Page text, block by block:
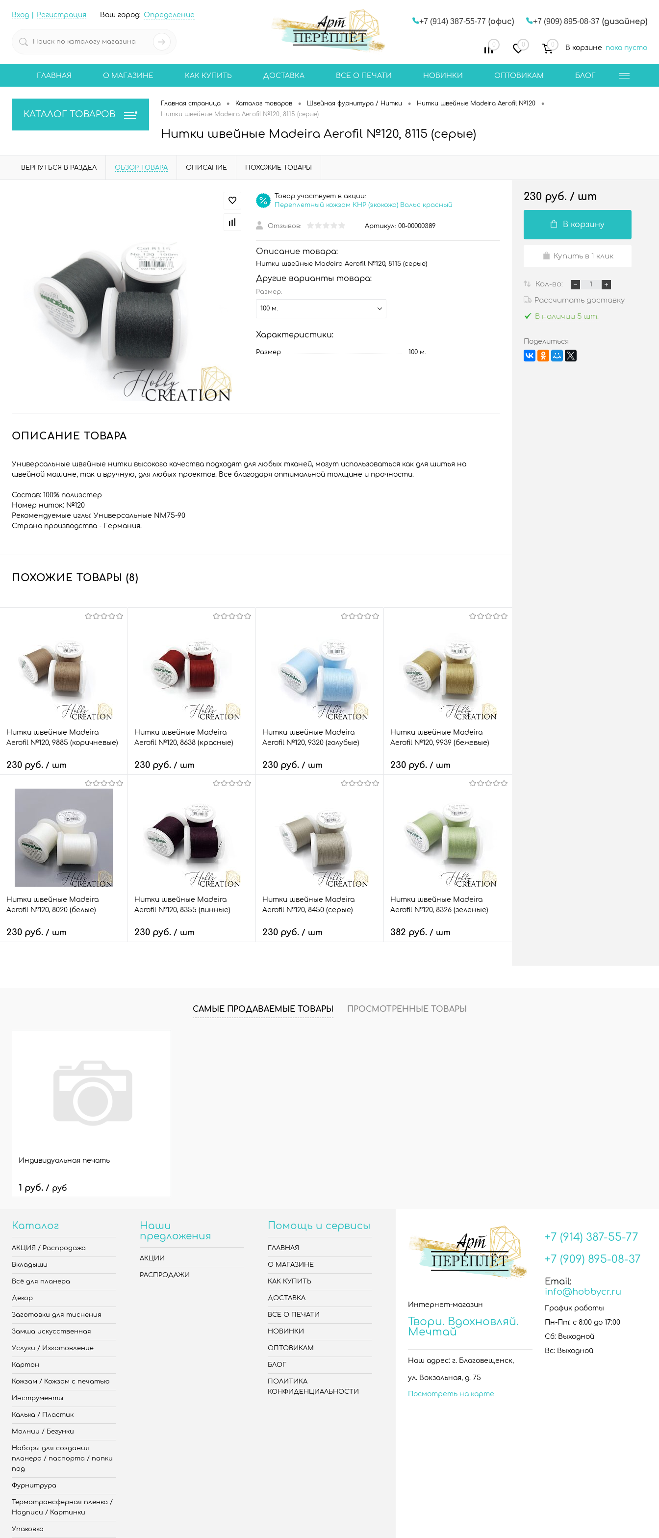
Вход Регистрация Ваш город: Определение
+7 (914) 387-55-77 (офис) +7 (909) 895-08-37 (дизайнер)
0 0 0 В корзине пока пусто
ГЛАВНАЯ О МАГАЗИНЕ КАК КУПИТЬ ДОСТАВКА ВСЕ О ПЕЧАТИ НОВИНКИ ОПТОВИКАМ БЛОГ
КАТАЛОГ ТОВАРОВ
Главная страница • Каталог товаров • Швейная фурнитура / Нитки • Нитки швейные Madeira Aerofil №120 •
Нитки швейные Madeira Aerofil №120, 8115 (серые)
Нитки швейные Madeira Aerofil №120, 8115 (серые)
ВЕРНУТЬСЯ В РАЗДЕЛ ОБЗОР ТОВАРА ОПИСАНИЕ ПОХОЖИЕ ТОВАРЫ
Товар участвует в акции:
Переплетный кожзам КНР (экокожа) Вальс красный
Отзывов: Артикул: 00-00000389
Описание товара:
Нитки швейные Madeira Aerofil №120, 8115 (серые)
Другие варианты товара:
Размер:
100 м.
Характеристики:
Размер 100 м.
ОПИСАНИЕ ТОВАРА
Универсальные швейные нитки высокого качества подходят для любых тканей, могут использоваться как для шитья на
швейной машине, так и вручную, для любых проектов. Все благодаря оптимальной толщине и прочности.
Состав: 100% полиэстер
Номер ниток: №120
Рекомендуемые иглы: Универсальные NM75-90
Страна производства - Германия.
ПОХОЖИЕ ТОВАРЫ (8)
Нитки швейные Madeira
Aerofil №120, 9885 (коричневые)
230 руб. / шт
Быстрый заказ
Сравнить
В избранное
1 шт.
Размер:
Нитки швейные Madeira
Aerofil №120, 8638 (красные)
230 руб. / шт
Быстрый заказ
Сравнить
В избранное
9 шт.
Размер:
Нитки швейные Madeira
Aerofil №120, 9320 (голубые)
230 руб. / шт
Быстрый заказ
Сравнить
В избранное
3 шт.
Размер:
Нитки швейные Madeira
Aerofil №120, 9939 (бежевые)
230 руб. / шт
Быстрый заказ
Сравнить
В избранное
5 шт.
Размер:
Нитки швейные Madeira
Aerofil №120, 8020 (белые)
230 руб. / шт
Быстрый заказ
Сравнить
Нитки швейные Madeira
Aerofil №120, 8355 (винные)
230 руб. / шт
Быстрый заказ
Сравнить
Нитки швейные Madeira
Aerofil №120, 8450 (серые)
230 руб. / шт
Быстрый заказ
Сравнить
Размер:
Нитки швейные Madeira
Aerofil №120, 8326 (зеленые)
382 руб. / шт
Быстрый заказ
Сравнить
230 руб. / шт
В корзину
Купить в 1 клик
Кол-во:
Рассчитать доставку
В наличии 5 шт.
Поделиться
САМЫЕ ПРОДАВАЕМЫЕ ТОВАРЫ ПРОСМОТРЕННЫЕ ТОВАРЫ
Индивидуальная печать
1 руб. / руб
Каталог
АКЦИЯ / Распродажа
Вкладыши
Всё для планера
Декор
Заготовки для тиснения
Замша искусственная
Услуги / Изготовление
Картон
Кожзам / Кожзам с печатью
Инструменты
Калька / Пластик
Молнии / Бегунки
Наборы для создания
планера / паспорта / папки
под
Фурнитрура
Термотрансферная пленка /
Надписи / Картинки
Упаковка
Наши
предложения
АКЦИИ
РАСПРОДАЖИ
Помощь и сервисы
ГЛАВНАЯ
О МАГАЗИНЕ
КАК КУПИТЬ
ДОСТАВКА
ВСЕ О ПЕЧАТИ
НОВИНКИ
ОПТОВИКАМ
БЛОГ
ПОЛИТИКА
КОНФИДЕНЦИАЛЬНОСТИ
Интернет-магазин
Твори. Вдохновляй.
Мечтай
Наш адрес: г. Благовещенск,
ул. Вокзальная, д. 75
Посмотреть на карте
+7 (914) 387-55-77
+7 (909) 895-08-37
Email:
info@hobbycr.ru
График работы
Пн-Пт: с 8:00 до 17:00
Сб: Выходной
Вс: Выходной